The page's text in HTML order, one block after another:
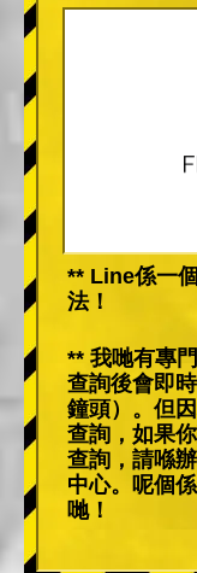
** Line係一
法！
** 我哋有專
查詢後會即
鐘頭）。但
查詢，如果
查詢，請喺
中心。呢個
哋！